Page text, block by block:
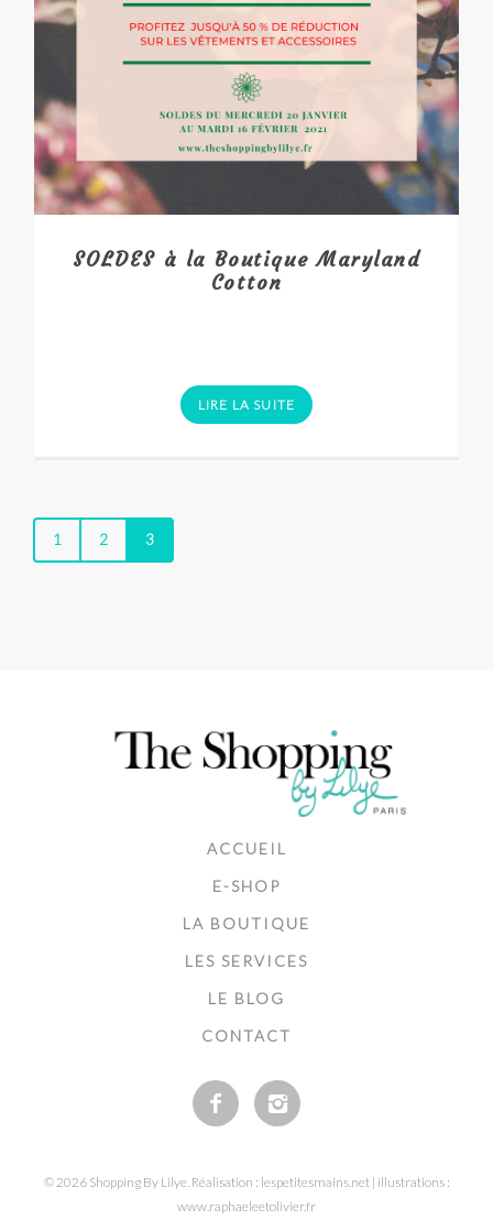
SOLDES à la Boutique Maryland
Cotton
LIRE LA SUITE
1 2 3
ACCUEIL
E-SHOP
LA BOUTIQUE
LES SERVICES
LE BLOG
CONTACT
© 2026 Shopping By Lilye. Réalisation : lespetitesmains.net | illustrations :
www.raphaeleetolivier.fr